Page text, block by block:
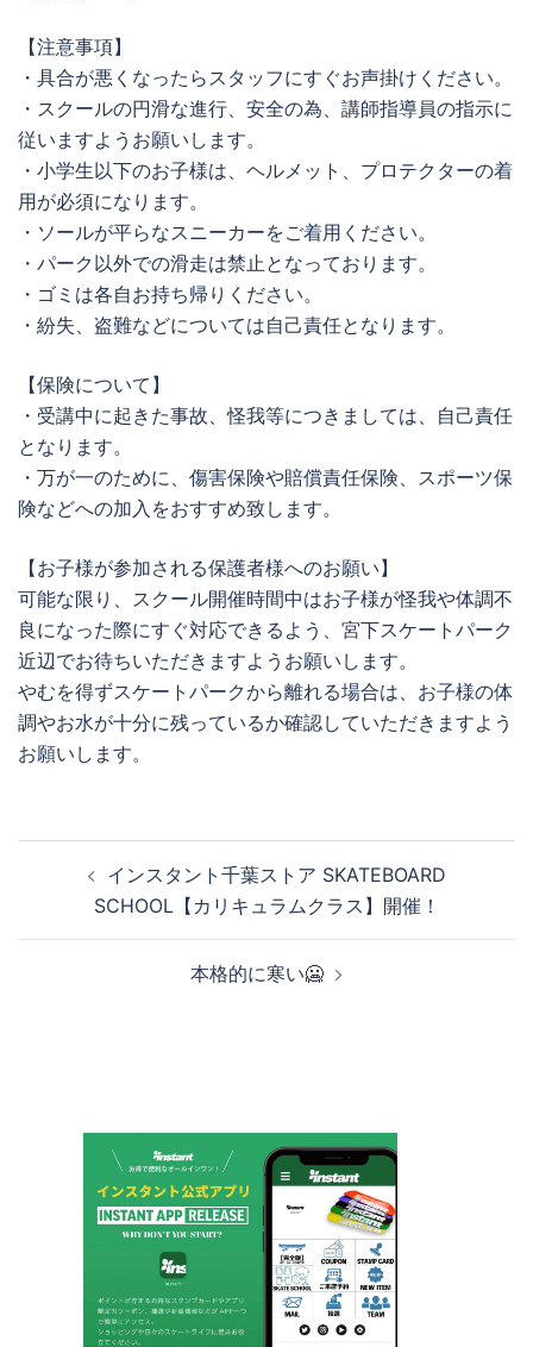
【注意事項】
・具合が悪くなったらスタッフにすぐお声掛けください。
・スクールの円滑な進行、安全の為、講師指導員の指示に
従いますようお願いします。
・小学生以下のお子様は、ヘルメット、プロテクターの着
用が必須になります。
・ソールが平らなスニーカーをご着用ください。
・パーク以外での滑走は禁止となっております。
・ゴミは各自お持ち帰りください。
・紛失、盗難などについては自己責任となります。
【保険について】
・受講中に起きた事故、怪我等につきましては、自己責任
となります。
・万が一のために、傷害保険や賠償責任保険、スポーツ保
険などへの加入をおすすめ致します。
【お子様が参加される保護者様へのお願い】
可能な限り、スクール開催時間中はお子様が怪我や体調不
良になった際にすぐ対応できるよう、宮下スケートパーク
近辺でお待ちいただきますようお願いします。
やむを得ずスケートパークから離れる場合は、お子様の体
調やお水が十分に残っているか確認していただきますよう
お願いします。
インスタント千葉ストア SKATEBOARD
SCHOOL【カリキュラムクラス】開催！
本格的に寒い🥶